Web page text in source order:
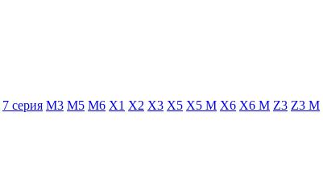
7 серия M3 М5 M6 X1 X2 X3 X5 X5 M X6 X6 M Z3 Z3 M